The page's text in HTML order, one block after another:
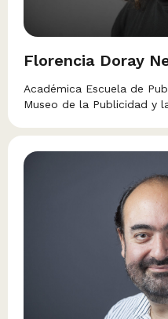
Florencia Doray
Académica Escuela de
Museo de la Publicidad y